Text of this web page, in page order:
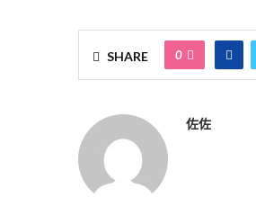
SHARE 0
佐佐